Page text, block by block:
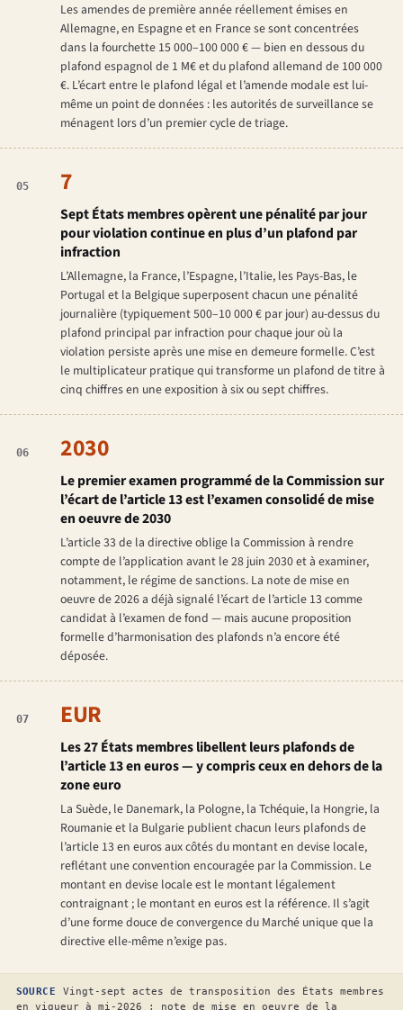
Les amendes de première année réellement émises en
Allemagne, en Espagne et en France se sont concentrées
dans la fourchette 15 000–100 000 € — bien en dessous du
plafond espagnol de 1 M€ et du plafond allemand de 100 000
€. L’écart entre le plafond légal et l’amende modale est lui-
même un point de données : les autorités de surveillance se
ménagent lors d’un premier cycle de triage.
05 7
Sept États membres opèrent une pénalité par jour
pour violation continue en plus d’un plafond par
infraction
L’Allemagne, la France, l’Espagne, l’Italie, les Pays-Bas, le
Portugal et la Belgique superposent chacun une pénalité
journalière (typiquement 500–10 000 € par jour) au-dessus du
plafond principal par infraction pour chaque jour où la
violation persiste après une mise en demeure formelle. C’est
le multiplicateur pratique qui transforme un plafond de titre à
cinq chiffres en une exposition à six ou sept chiffres.
06 2030
Le premier examen programmé de la Commission sur
l’écart de l’article 13 est l’examen consolidé de mise
en oeuvre de 2030
L’article 33 de la directive oblige la Commission à rendre
compte de l’application avant le 28 juin 2030 et à examiner,
notamment, le régime de sanctions. La note de mise en
oeuvre de 2026 a déjà signalé l’écart de l’article 13 comme
candidat à l’examen de fond — mais aucune proposition
formelle d’harmonisation des plafonds n’a encore été
déposée.
07 EUR
Les 27 États membres libellent leurs plafonds de
l’article 13 en euros — y compris ceux en dehors de la
zone euro
La Suède, le Danemark, la Pologne, la Tchéquie, la Hongrie, la
Roumanie et la Bulgarie publient chacun leurs plafonds de
l’article 13 en euros aux côtés du montant en devise locale,
reflétant une convention encouragée par la Commission. Le
montant en devise locale est le montant légalement
contraignant ; le montant en euros est la référence. Il s’agit
d’une forme douce de convergence du Marché unique que la
directive elle-même n’exige pas.
SOURCE
Vingt-sept actes de transposition des États membres
en vigueur à mi-2026 ; note de mise en oeuvre de la